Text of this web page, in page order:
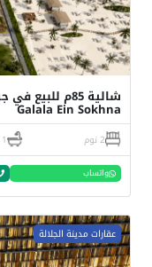
Galala Ein Sokhna
2 نوم 1 حمام
واتساب
عقارات مدينة الجلالة